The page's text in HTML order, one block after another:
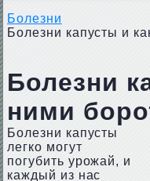
Болезни
Болезни капусты и
Болезни
ними
Болезни капусты
легко могут
погубить урожай, и
каждый из нас